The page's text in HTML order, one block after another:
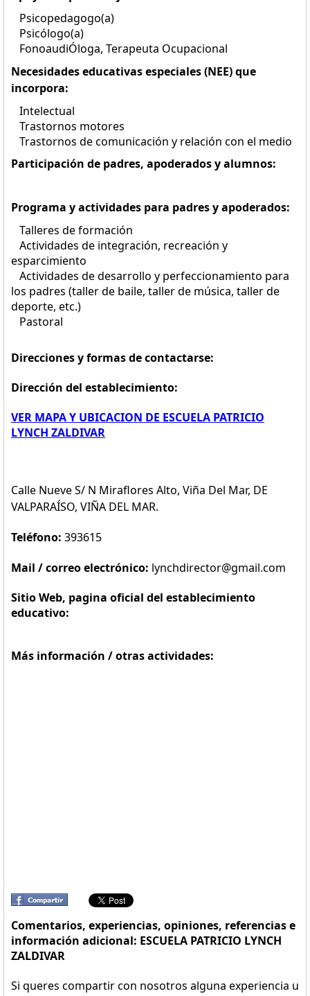
Psicopedagogo(a)
Psicólogo(a)
FonoaudiÓloga, Terapeuta Ocupacional
Necesidades educativas especiales (NEE) que
incorpora:
Intelectual
Trastornos motores
Trastornos de comunicación y relación con el medio
Participación de padres, apoderados y alumnos:
Programa y actividades para padres y apoderados:
Talleres de formación
Actividades de integración, recreación y
esparcimiento
Actividades de desarrollo y perfeccionamiento para
los padres (taller de baile, taller de música, taller de
deporte, etc.)
Pastoral
Direcciones y formas de contactarse:
Dirección del establecimiento:
VER MAPA Y UBICACION DE ESCUELA PATRICIO
LYNCH ZALDIVAR
Calle Nueve S/ N Miraflores Alto, Viña Del Mar, DE
VALPARAÍSO, VIÑA DEL MAR.
Teléfono: 393615
Mail / correo electrónico: lynchdirector@gmail.com
Sitio Web, pagina oficial del establecimiento
educativo:
Más información / otras actividades:
Comentarios, experiencias, opiniones, referencias e
información adicional: ESCUELA PATRICIO LYNCH
ZALDIVAR
Si queres compartir con nosotros alguna experiencia u